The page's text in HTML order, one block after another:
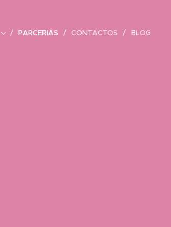
PARCERIAS CONTACTOS BLOG